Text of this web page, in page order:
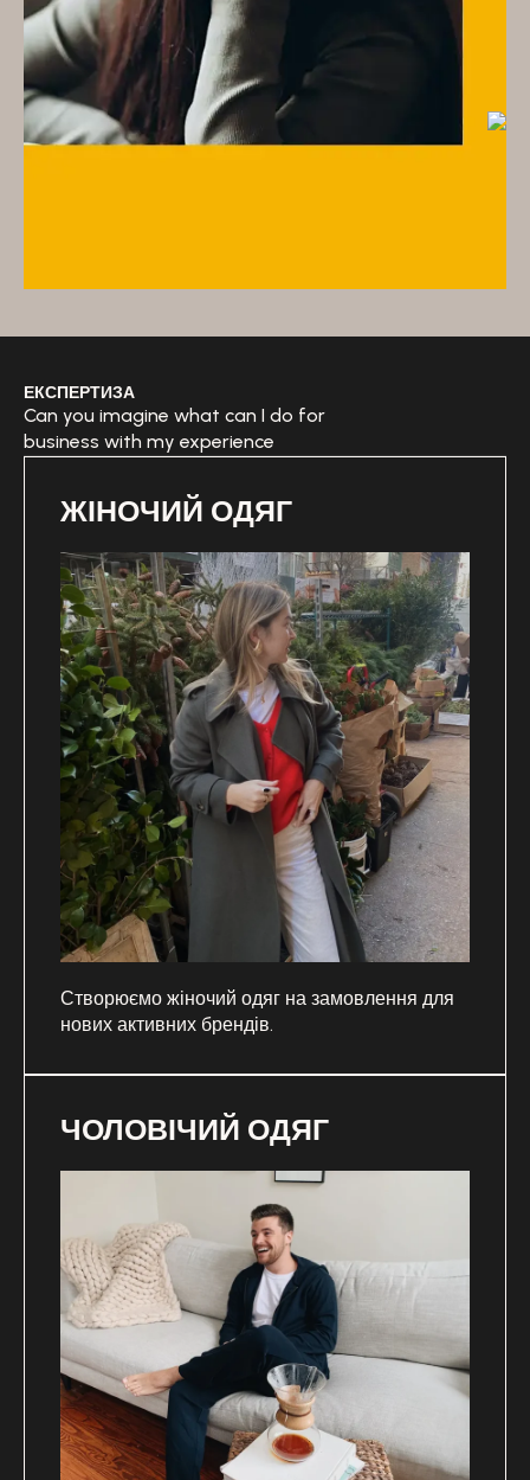
ЕКСПЕРТИЗА
Can you imagine what can I do for
business with my experience
ЖІНОЧИЙ ОДЯГ
Створюємо жіночий одяг на замовлення для
нових активних брендів.
ЧОЛОВІЧИЙ ОДЯГ